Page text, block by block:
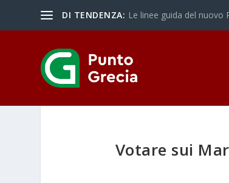
DI TENDENZA: Le linee guida del nuovo
Votare sui